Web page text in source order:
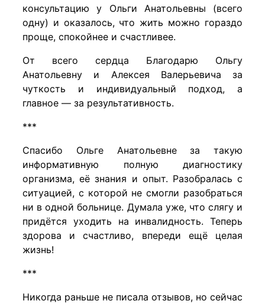
консультацию у Ольги Анатольевны (всего
одну) и оказалось, что жить можно гораздо
проще, спокойнее и счастливее.
От всего сердца Благодарю Ольгу
Анатольевну и Алексея Валерьевича за
чуткость и индивидуальный подход, а
главное — за результативность.
***
Спасибо Ольге Анатольевне за такую
информативную полную диагностику
организма, её знания и опыт. Разобралась с
ситуацией, с которой не смогли разобраться
ни в одной больнице. Думала уже, что слягу и
придётся уходить на инвалидность. Теперь
здорова и счастливо, впереди ещё целая
жизнь!
***
Никогда раньше не писала отзывов, но сейчас